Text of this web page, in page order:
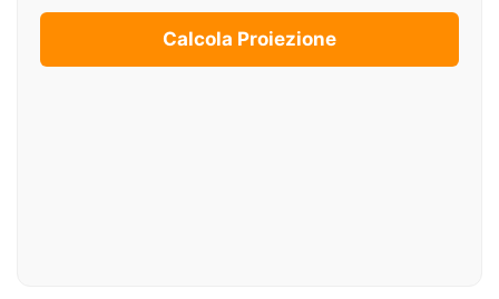
Calcola Proiezione